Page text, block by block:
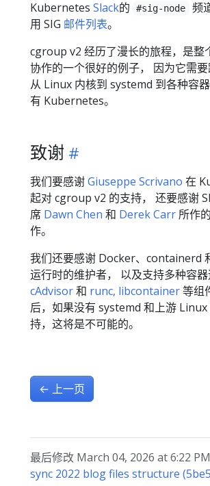
Kubernetes Slack的 #sig-node
频
用 SIG 邮件列表。
cgroup v2 经历了漫长的旅程，是整
协作的一个很好的例子， 因为它需要
从 Linux 内核到 systemd 到各种容
有 Kubernetes。
致谢
我们要感谢Giuseppe Scrivano 在
起对 cgroup v2 的支持， 还要感谢
席 Dawn Chen 和 Derek Carr 所作
作。
我们还要感谢 Docker、containerd
运行时的维护者， 以及支持多种容
cAdvisor和 runc, libcontainer等组
后，如果没有 systemd 和上游
持，这将是不可能的。
← 上一页
最后修改 March 04, 2026 at 6:22
sync 2022 blog files structure